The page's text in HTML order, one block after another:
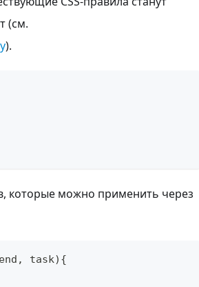
(см.
).
которые можно применить через
, task) {